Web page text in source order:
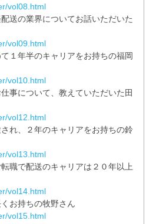
vol08.html
送の業界についてお話いただいた
vol09.html
１年半のキャリアをお持ちの福岡
vol10.html
事について、教えていただいた田
vol12.html
れ、２年のキャリアをお持ちの鈴
vol13.html
職で配送のキャリアは２０年以上
vol14.html
お持ちの牧野さん
vol15.html